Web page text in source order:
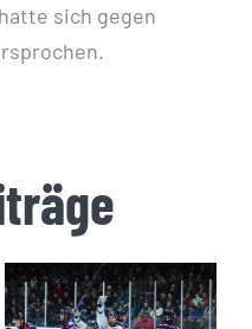
sich gegen